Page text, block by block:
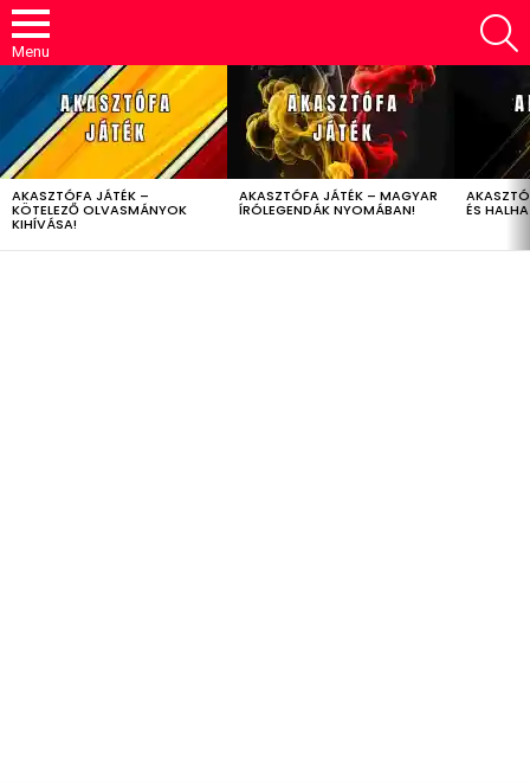
Menu
LATEST
STORIES
AKASZTÓFA JÁTÉK –
KÖTELEZŐ OLVASMÁNYOK
KIHÍVÁSA!
AKASZTÓFA JÁTÉK – MAGYAR
ÍRÓLEGENDÁK NYOMÁBAN! ÉS